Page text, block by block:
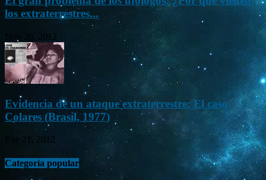
los extraterrestres...
Nov 26, 2012
Evidencia de un ataque extraterrestre: El caso
Colares (Brasil, 1977)
Ene 21, 2012
Categoría popular